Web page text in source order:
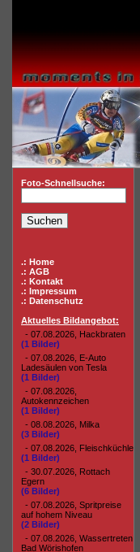
Foto-Schnellsuche:
.: Home
.: AGB
.: Kontakt
.: Impressum
.: Datenschutz
Aktuelles Bildangebot:
- 07.08.2026, Hackbraten
(1 Bilder)
- 07.08.2026, E-Auto
Ladesäulen von Tesla
(1 Bilder)
- 07.08.2026,
Autokennzeichen
(1 Bilder)
- 08.08.2026, Milka
(3 Bilder)
- 07.08.2026, Fleischküchle
(1 Bilder)
- 30.07.2026, Rottach
Egern
(6 Bilder)
- 07.08.2026, Spritpreise
auf hohem Niveau
(2 Bilder)
- 07.08.2026, Wassertreten
Bad Wörishofen